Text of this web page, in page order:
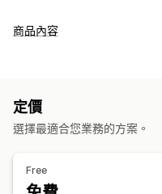
建立內容
關鍵字最佳化
商品內容
搜尋引擎最佳化 (SEO)
定價
選擇最適合您業務的方案。
Free